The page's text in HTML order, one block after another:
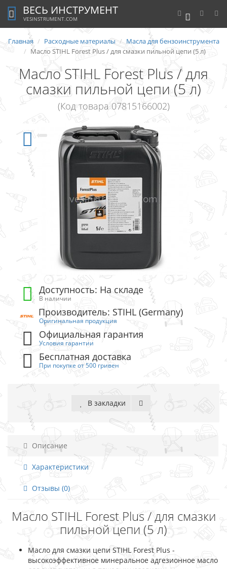
0
ВЕСЬ ИНСТРУМЕНТ
VESINSTRUMENT.COM
Главная Расходные материалы
Масла для бензоинструмента
Масло STIHL Forest Plus / для смазки пильной цепи (5 л)
Масло STIHL Forest Plus / для
смазки пильной цепи (5 л)
(Код товара 07815166002)
Доступность: На складе
В наличии
Производитель: STIHL (Germany)
Оригинальная продукция
Официальная гарантия
Условия гарантии
Бесплатная доставка
При покупке от 500 гривен
В закладки
Описание
Характеристики
Отзывы (0)
Масло STIHL Forest Plus / для смазки
пильной цепи (5 л)
Масло для смазки цепи STIHL Forest Plus -
высокоэффективное минеральное адгезионное масло